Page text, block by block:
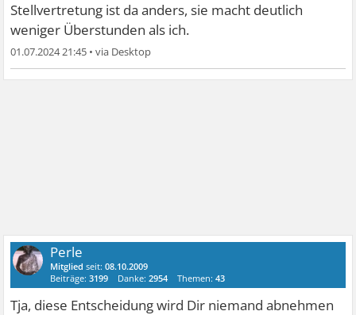
Stellvertretung ist da anders, sie macht deutlich
weniger Überstunden als ich.
01.07.2024 21:45 •
Perle
Mitglied seit:08.10.2009
Beiträge:3199 Danke:2954 Themen:43
Tja, diese Entscheidung wird Dir niemand abnehmen